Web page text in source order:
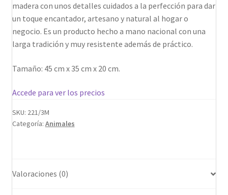
madera con unos detalles cuidados a la perfección para dar
un toque encantador, artesano y natural al hogar o
negocio. Es un producto hecho a mano nacional con una
larga tradición y muy resistente además de práctico.
Tamaño: 45 cm x 35 cm x 20 cm.
Accede para ver los precios
SKU: 221/3M
Categoría: Animales
Valoraciones (0)